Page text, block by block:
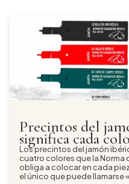
Precintos del
significa cada
Los precintos del jamón
cuatro colores que la Norma
obliga a colocar en cada
el único que puede llamarse